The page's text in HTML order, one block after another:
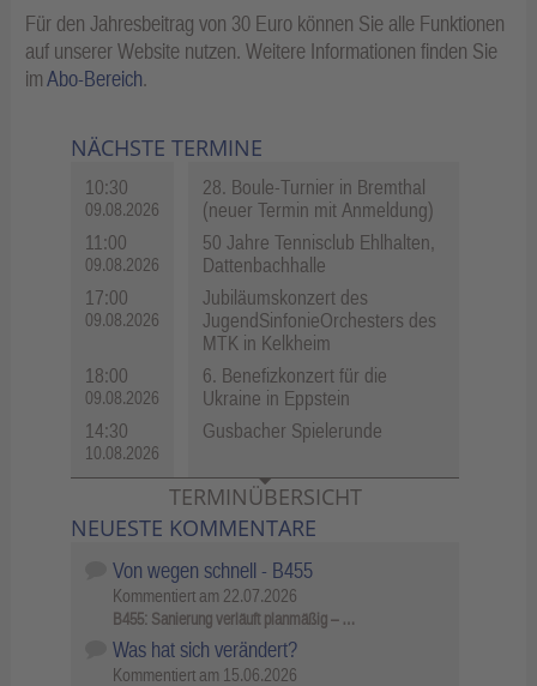
Für den Jahresbeitrag von 30 Euro können Sie alle Funktionen
auf unserer Website nutzen. Weitere Informationen finden Sie
imAbo-Bereich.
NÄCHSTE TERMINE
10:30
09.08.2026
28. Boule-Turnier in Bremthal
(neuer Termin mit Anmeldung)
11:00
09.08.2026
50 Jahre Tennisclub Ehlhalten,
Dattenbachhalle
17:00
09.08.2026
Jubiläumskonzert des
JugendSinfonieOrchesters des
MTK in Kelkheim
18:00
09.08.2026
6. Benefizkonzert für die
Ukraine in Eppstein
14:30
10.08.2026
Gusbacher Spielerunde
TERMINÜBERSICHT
NEUESTE KOMMENTARE
Von wegen schnell - B455
Kommentiert am 22.07.2026
B455: Sanierung verläuft planmäßig – …
Was hat sich verändert?
Kommentiert am 15.06.2026